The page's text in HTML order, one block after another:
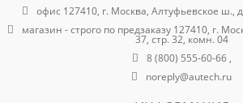
офис 127410, г. Москва, Алтуфьевское ш.,
магазин - строго по предзаказу 127410, г.
37, стр. 32, комн. 04
8 (800) 555-60-66 ,
noreply@autech.ru